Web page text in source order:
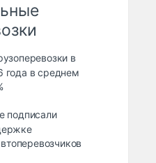
в
года в среднем
подписали